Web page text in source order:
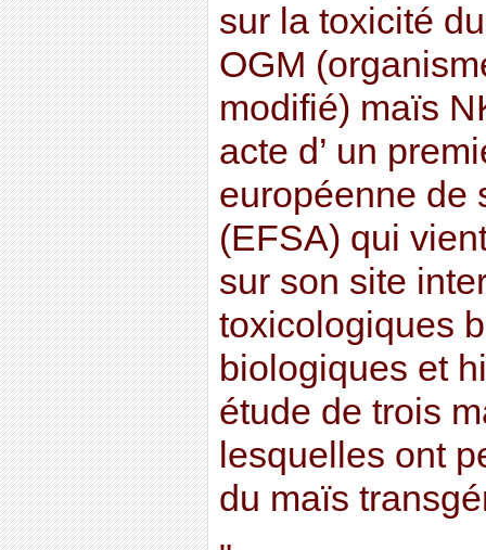
sur la toxicité
OGM
modifié) maïs
acte d’ un
européenne de
(EFSA) qui
sur son site
toxicologiques
biologiques et
étude de trois
lesquelles ont
du maïs